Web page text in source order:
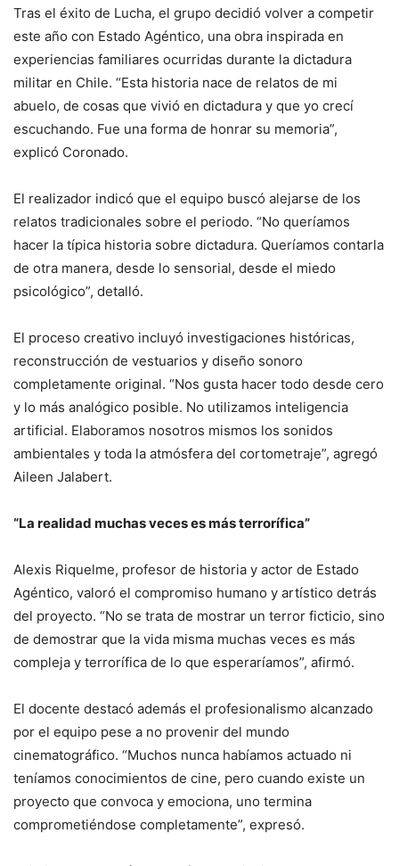
Tras el éxito de Lucha, el grupo decidió volver a competir
este año con Estado Agéntico, una obra inspirada en
experiencias familiares ocurridas durante la dictadura
militar en Chile. “Esta historia nace de relatos de mi
abuelo, de cosas que vivió en dictadura y que yo crecí
escuchando. Fue una forma de honrar su memoria”,
explicó Coronado.
El realizador indicó que el equipo buscó alejarse de los
relatos tradicionales sobre el periodo. “No queríamos
hacer la típica historia sobre dictadura. Queríamos contarla
de otra manera, desde lo sensorial, desde el miedo
psicológico”, detalló.
El proceso creativo incluyó investigaciones históricas,
reconstrucción de vestuarios y diseño sonoro
completamente original. “Nos gusta hacer todo desde cero
y lo más analógico posible. No utilizamos inteligencia
artificial. Elaboramos nosotros mismos los sonidos
ambientales y toda la atmósfera del cortometraje”, agregó
Aileen Jalabert.
“La realidad muchas veces es más terrorífica”
Alexis Riquelme, profesor de historia y actor de Estado
Agéntico, valoró el compromiso humano y artístico detrás
del proyecto. “No se trata de mostrar un terror ficticio, sino
de demostrar que la vida misma muchas veces es más
compleja y terrorífica de lo que esperaríamos”, afirmó.
El docente destacó además el profesionalismo alcanzado
por el equipo pese a no provenir del mundo
cinematográfico. “Muchos nunca habíamos actuado ni
teníamos conocimientos de cine, pero cuando existe un
proyecto que convoca y emociona, uno termina
comprometiéndose completamente”, expresó.